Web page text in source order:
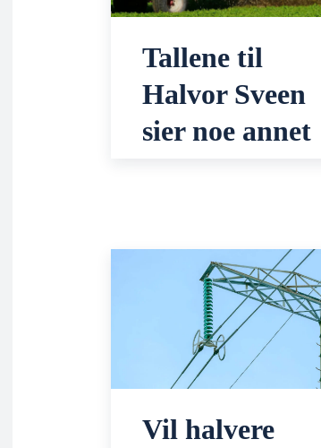
Tallene til
Halvor Sveen
sier noe annet
Vil halvere